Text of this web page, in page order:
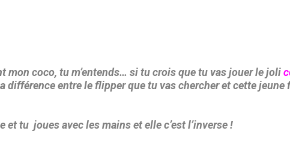
mon coco, tu m’entends… si tu crois que tu vas jouer le joli
différence entre le flipper que tu vas chercher et cette jeune
tu joues avec les mains et elle c’est l’inverse !